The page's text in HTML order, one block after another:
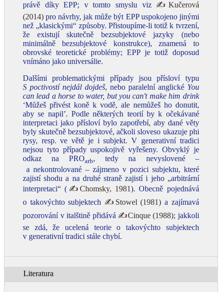
právě díky EPP; v tomto smyslu viz ✍Kučerová
(2014) pro návrhy, jak může být EPP uspokojeno jinými
než „klasickými“ způsoby. Přistoupíme‑li totiž k tvrzení,
že existují skutečně bezsubjektové jazyky (nebo
minimálně bezsubjektové konstrukce), znamená to
obrovské teoretické problémy; EPP je totiž doposud
vnímáno jako universálie.
Dalšími problematickými případy jsou přísloví typu
S poctivostí nejdál dojdeš, nebo paralelní anglické You
can lead a horse to water, but you can't make him drink
‘Můžeš přivést koně k vodě, ale nemůžeš ho donutit,
aby se napil’. Podle některých teorií by k očekávané
interpretaci jako přísloví bylo zapotřebí, aby dané věty
byly skutečně bezsubjektové, ačkoli sloveso ukazuje phi
rysy, resp. ve větě je i subjekt. V generativní tradici
nejsou tyto případy uspokojivě vyřešeny. Obvyklý je
odkaz na PROarb, tedy na nevyslovené –
a nekontrolované – zájmeno v pozici subjektu, které
zajistí shodu a na druhé straně zajistí i jeho „arbitrární
interpretaci“ ( ✍Chomsky, 1981). Obecně pojednává
o takovýchto subjektech ✍Stowel (1981) a zajímavá
pozorování v italštině přidává ✍Cinque (1988); jakkoli
se zdá, že ucelená teorie o takovýchto subjektech
v generativní tradici stále chybí.
Literatura